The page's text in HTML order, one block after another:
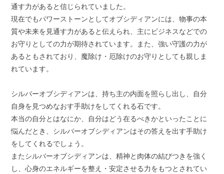
通す力があると信じられていました。
現在でもパワーストーンとしてオブシディアンには、物事の本
質や未来を見通す力があると伝えられ、主にビジネスなどでの
お守りとしての力が期待されています。また、強い守護の力が
あるともされており、魔除け・厄除けのお守りとしても親しま
れています。
シルバーオブシディアンは、持ち主の内面を照らし出し、自分
自身を見つめなおす手助けをしてくれる石です。
本当の自分とはなにか、自分はどう在るべきかといったことに
悩んだとき、シルバーオブシディアンはその答えを出す手助け
をしてくれるでしょう。
またシルバーオブシディアンは、精神と肉体の結びつきを強く
し、心身のエネルギーを整え・安定させる力をもつとされてい